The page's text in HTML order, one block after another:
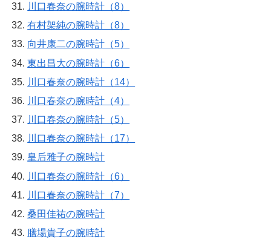
川口春奈の腕時計（8）
有村架純の腕時計（8）
向井康二の腕時計（5）
東出昌大の腕時計（6）
川口春奈の腕時計（14）
川口春奈の腕時計（4）
川口春奈の腕時計（5）
川口春奈の腕時計（17）
皇后雅子の腕時計
川口春奈の腕時計（6）
川口春奈の腕時計（7）
桑田佳祐の腕時計
膳場貴子の腕時計